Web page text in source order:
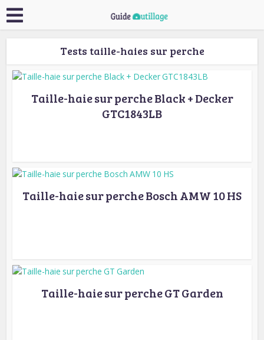
Tests taille-haies sur perche
Taille-haie sur perche Black + Decker
GTC1843LB
Taille-haie sur perche Bosch AMW 10 HS
Taille-haie sur perche GT Garden